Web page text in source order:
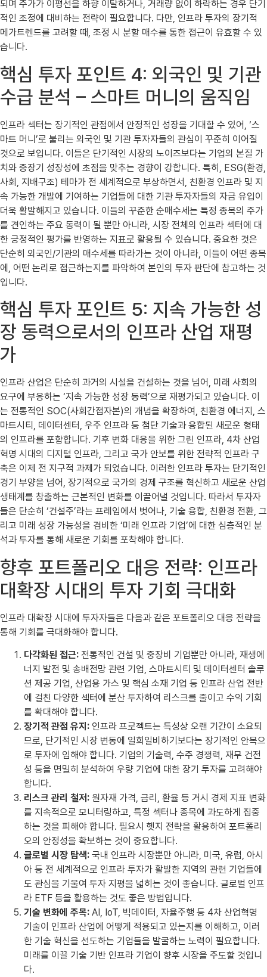
되며 주가가 이평선을 하향 이탈하거나, 거래량 없이 하락하는 경우 단기
적인 조정에 대비하는 전략이 필요합니다. 다만, 인프라 투자의 장기적
메가트렌드를 고려할 때, 조정 시 분할 매수를 통한 접근이 유효할 수 있
습니다.
핵심 투자 포인트 4: 외국인 및 기관
수급 분석 – 스마트 머니의 움직임
인프라 섹터는 장기적인 관점에서 안정적인 성장을 기대할 수 있어, ‘스
마트 머니’로 불리는 외국인 및 기관 투자자들의 관심이 꾸준히 이어질
것으로 보입니다. 이들은 단기적인 시장의 노이즈보다는 기업의 본질 가
치와 중장기 성장성에 초점을 맞추는 경향이 강합니다. 특히, ESG(환경,
사회, 지배구조) 테마가 전 세계적으로 부상하면서, 친환경 인프라 및 지
속 가능한 개발에 기여하는 기업들에 대한 기관 투자자들의 자금 유입이
더욱 활발해지고 있습니다. 이들의 꾸준한 순매수세는 특정 종목의 주가
를 견인하는 주요 동력이 될 뿐만 아니라, 시장 전체의 인프라 섹터에 대
한 긍정적인 평가를 반영하는 지표로 활용될 수 있습니다. 중요한 것은
단순히 외국인/기관의 매수세를 따라가는 것이 아니라, 이들이 어떤 종목
에, 어떤 논리로 접근하는지를 파악하여 본인의 투자 판단에 참고하는 것
입니다.
핵심 투자 포인트 5: 지속 가능한 성
장 동력으로서의 인프라 산업 재평
가
인프라 산업은 단순히 과거의 시설을 건설하는 것을 넘어, 미래 사회의
요구에 부응하는 ‘지속 가능한 성장 동력’으로 재평가되고 있습니다. 이
는 전통적인 SOC(사회간접자본)의 개념을 확장하여, 친환경 에너지, 스
마트시티, 데이터센터, 우주 인프라 등 첨단 기술과 융합된 새로운 형태
의 인프라를 포함합니다. 기후 변화 대응을 위한 그린 인프라, 4차 산업
혁명 시대의 디지털 인프라, 그리고 국가 안보를 위한 전략적 인프라 구
축은 이제 전 지구적 과제가 되었습니다. 이러한 인프라 투자는 단기적인
경기 부양을 넘어, 장기적으로 국가의 경제 구조를 혁신하고 새로운 산업
생태계를 창출하는 근본적인 변화를 이끌어낼 것입니다. 따라서 투자자
들은 단순히 ‘건설주’라는 프레임에서 벗어나, 기술 융합, 친환경 전환, 그
리고 미래 성장 가능성을 겸비한 ‘미래 인프라 기업’에 대한 심층적인 분
석과 투자를 통해 새로운 기회를 포착해야 합니다.
향후 포트폴리오 대응 전략: 인프라
대확장 시대의 투자 기회 극대화
인프라 대확장 시대에 투자자들은 다음과 같은 포트폴리오 대응 전략을
통해 기회를 극대화해야 합니다.
다각화된 접근: 전통적인 건설 및 중장비 기업뿐만 아니라, 재생에
너지 발전 및 송배전망 관련 기업, 스마트시티 및 데이터센터 솔루
션 제공 기업, 산업용 가스 및 핵심 소재 기업 등 인프라 산업 전반
에 걸친 다양한 섹터에 분산 투자하여 리스크를 줄이고 수익 기회
를 확대해야 합니다.
장기적 관점 유지: 인프라 프로젝트는 특성상 오랜 기간이 소요되
므로, 단기적인 시장 변동에 일희일비하기보다는 장기적인 안목으
로 투자에 임해야 합니다. 기업의 기술력, 수주 경쟁력, 재무 건전
성 등을 면밀히 분석하여 우량 기업에 대한 장기 투자를 고려해야
합니다.
리스크 관리 철저: 원자재 가격, 금리, 환율 등 거시 경제 지표 변화
를 지속적으로 모니터링하고, 특정 섹터나 종목에 과도하게 집중
하는 것을 피해야 합니다. 필요시 헷지 전략을 활용하여 포트폴리
오의 안정성을 확보하는 것이 중요합니다.
글로벌 시장 탐색: 국내 인프라 시장뿐만 아니라, 미국, 유럽, 아시
아 등 전 세계적으로 인프라 투자가 활발한 지역의 관련 기업들에
도 관심을 기울여 투자 지평을 넓히는 것이 좋습니다. 글로벌 인프
라 ETF 등을 활용하는 것도 좋은 방법입니다.
기술 변화에 주목: AI, IoT, 빅데이터, 자율주행 등 4차 산업혁명
기술이 인프라 산업에 어떻게 적용되고 있는지를 이해하고, 이러
한 기술 혁신을 선도하는 기업들을 발굴하는 노력이 필요합니다.
미래를 이끌 기술 기반 인프라 기업이 향후 시장을 주도할 것입니
다.